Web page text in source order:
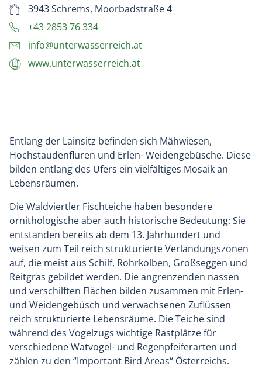
3943 Schrems, Moorbadstraße 4
+43 2853 76 334
info@unterwasserreich.at
www.unterwasserreich.at
Entlang der Lainsitz befinden sich Mähwiesen,
Hochstaudenfluren und Erlen- Weidengebüsche. Diese
bilden entlang des Ufers ein vielfältiges Mosaik an
Lebensräumen.
Die Waldviertler Fischteiche haben besondere
ornithologische aber auch historische Bedeutung: Sie
entstanden bereits ab dem 13. Jahrhundert und
weisen zum Teil reich strukturierte Verlandungszonen
auf, die meist aus Schilf, Rohrkolben, Großseggen und
Reitgras gebildet werden. Die angrenzenden nassen
und verschilften Flächen bilden zusammen mit Erlen-
und Weidengebüsch und verwachsenen Zuflüssen
reich strukturierte Lebensräume. Die Teiche sind
während des Vogelzugs wichtige Rastplätze für
verschiedene Watvogel- und Regenpfeiferarten und
zählen zu den “Important Bird Areas“ Österreichs.